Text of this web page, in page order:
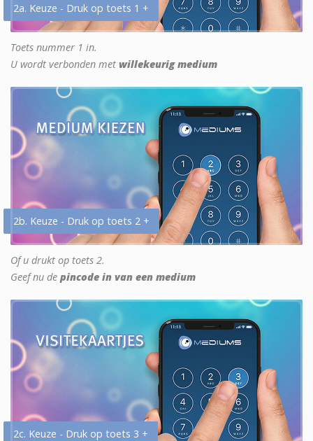
2a. Keuze - Druk op toets 1 +
Toets nummer 1 in.
U wordt verbonden met willekeurig medium
2b. Keuze - Druk op toets 2 +
Of u drukt op toets 2.
Geef nu de pincode in van een medium
2c. Keuze - Druk op toets 3 +